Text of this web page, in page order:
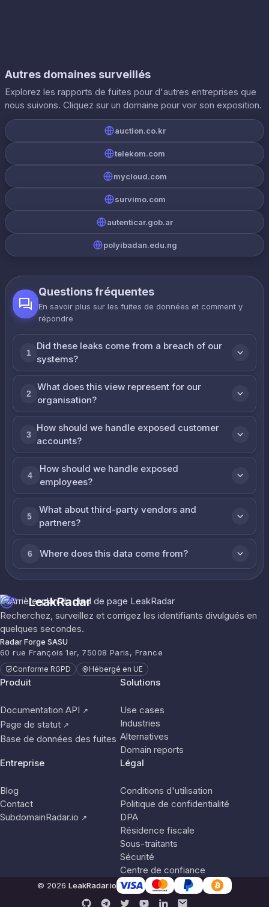
Autres domaines surveillés
Explorez les rapports de fuites pour d'autres entreprises que
nous suivons. Cliquez sur un domaine pour voir son exposition.
auction.co.kr
telekom.com
mycloud.com
survimo.com
autenticar.gob.ar
polyibadan.edu.ng
Questions fréquentes
En savoir plus sur les fuites de données et comment y
répondre
1
Did these leaks come from a breach of our
systems?
2
What does this view represent for our
organisation?
3
How should we handle exposed customer
accounts?
4
How should we handle exposed
employees?
5
What about third-party vendors and
partners?
6 Where does this data come from?
LeakRadar
Recherchez, surveillez et corrigez les identifiants divulgués en
quelques secondes.
Radar Forge SASU
60 rue François 1er, 75008 Paris, France
Conforme RGPD Hébergé en UE
Produit
Documentation API ↗
Page de statut ↗
Base de données des fuites
Solutions
Use cases
Industries
Alternatives
Domain reports
Entreprise
Blog
Contact
SubdomainRadar.io ↗
Légal
Conditions d'utilisation
Politique de confidentialité
DPA
Résidence fiscale
Sous-traitants
Sécurité
Centre de confiance
© 2026 LeakRadar.io